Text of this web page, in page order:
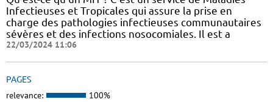
Infectieuses et Tropicales qui assure la prise en
charge des pathologies infectieuses communautaires
sévères et des infections nosocomiales. Il est a
22/03/2024 11:06
PAGES
relevance: 100%